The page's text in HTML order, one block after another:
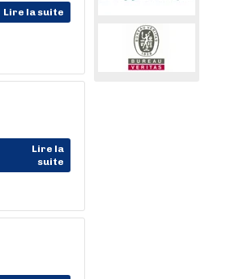
Lire la suite
Lire la
suite